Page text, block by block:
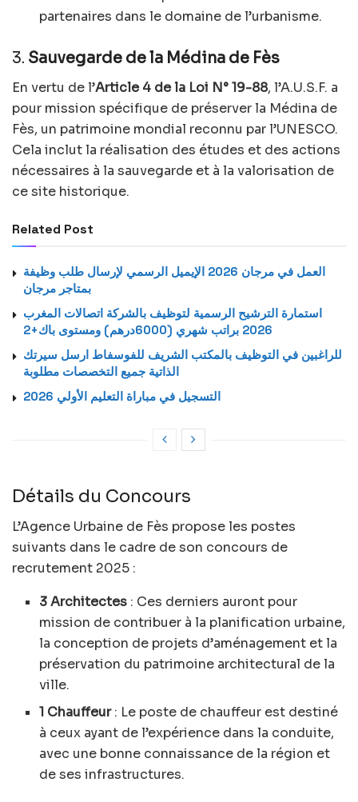
partenaires dans le domaine de l’urbanisme.
3. Sauvegarde de la Médina de Fès
En vertu de l’Article 4 de la Loi N° 19-88, l’A.U.S.F. a
pour mission spécifique de préserver la Médina de
Fès, un patrimoine mondial reconnu par l’UNESCO.
Cela inclut la réalisation des études et des actions
nécessaires à la sauvegarde et à la valorisation de
ce site historique.
Related Post
العمل في مرجان 2026 الإيميل الرسمي لإرسال طلب وظيفة
بمتاجر مرجان
استمارة الترشيح الرسمية لتوظيف بالشركة اتصالات المغرب
2026 براتب شهري (6000درهم) ومستوى باك+2
للراغبين في التوظيف بالمكتب الشريف للفوسفاط ارسل سيرتك
الذاتية جميع التخصصات مطلوبة
التسجيل في مباراة التعليم الأولي 2026
Détails du Concours
L’Agence Urbaine de Fès propose les postes
suivants dans le cadre de son concours de
recrutement 2025 :
3 Architectes : Ces derniers auront pour
mission de contribuer à la planification urbaine,
la conception de projets d’aménagement et la
préservation du patrimoine architectural de la
ville.
1 Chauffeur: Le poste de chauffeur est destiné
à ceux ayant de l’expérience dans la conduite,
avec une bonne connaissance de la région et
de ses infrastructures.